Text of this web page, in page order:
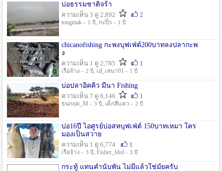
บ่อธรรมชาติจร้า
ความเห็น 3 ดู 2,892
2
tongmak - 1 ปี , กะปิ๋ว - 1 ปี
chicanofishing กะพงบุฟเฟ่ต์200บาทลงปลากะพ
ง
ความเห็น 1 ดู 2,785
1
เรือจ้าง - 2 ปี , เอ๋_เสนา91 - 1 ปี
บ่อปลาอิคคิว มีนา Fishing
ความเห็น 7 ดู 6,146
1
ธนกฤต_M - 3 ปี , เด็กสี่แคว - 2 ปี
บ่อ16ปี ไอศูรย์บ่อสหบุฟเฟ่ต์ 150บาทเหมา ใคร
มองเป็นสวาย
ความเห็น 1 ดู 6,774
1
เรือจ้าง - 3 ปี , Fisher_Idol - 3 ปี
กระทู้ แทนคำนับพัน ไม่มีแล้วใช่มั๊ยครับ